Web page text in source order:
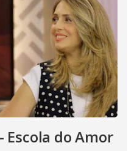
Escola do Amor